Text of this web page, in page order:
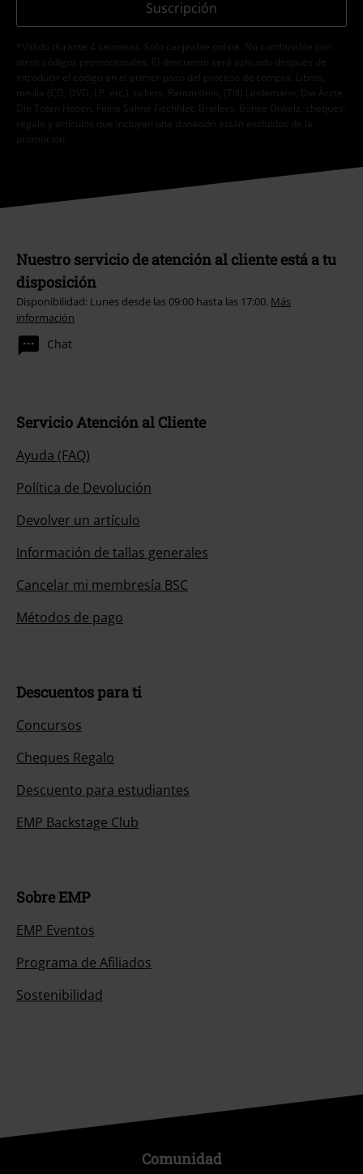
Suscripción
*Válido durante 4 semanas. Solo canjeable online. No combinable con
otros códigos promocionales. El descuento será aplicado después de
introducir el código en el primer paso del proceso de compra. Libros,
media (CD, DVD, LP, etc.), tickets, Rammstein, (Till) Lindemann, Die Ärzte,
Die Toten Hosen, Feine Sahne Fischfilet, Broilers, Böhse Onkelz, cheques-
regalo y artículos que incluyen una donación están excluidos de la
promoción.
Nuestro servicio de atención al cliente está a tu
disposición
Disponibilidad: Lunes desde las 09:00 hasta las 17:00. Más
información
Chat
Servicio Atención al Cliente
Ayuda (FAQ)
Política de Devolución
Devolver un artículo
Información de tallas generales
Cancelar mi membresía BSC
Métodos de pago
Descuentos para ti
Concursos
Cheques Regalo
Descuento para estudiantes
EMP Backstage Club
Sobre EMP
EMP Eventos
Programa de Afiliados
Sostenibilidad
Comunidad